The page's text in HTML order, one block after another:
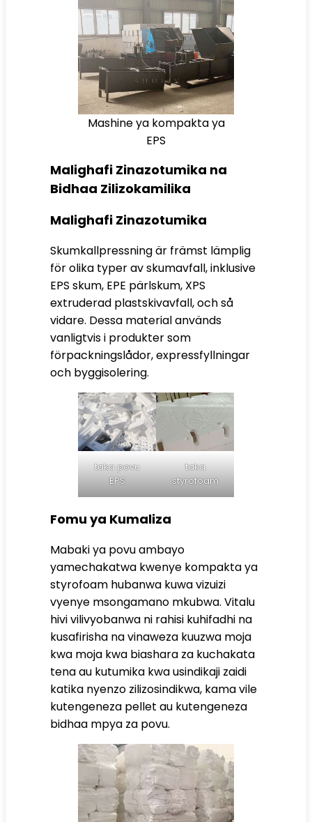
Mashine ya kompakta ya
EPS
Malighafi Zinazotumika na
Bidhaa Zilizokamilika
Malighafi Zinazotumika
Skumkallpressning är främst lämplig
för olika typer av skumavfall, inklusive
EPS skum, EPE pärlskum, XPS
extruderad plastskivavfall, och så
vidare. Dessa material används
vanligtvis i produkter som
förpackningslådor, expressfyllningar
och byggisolering.
taka povu
EPS
taka
styrofoam
Fomu ya Kumaliza
Mabaki ya povu ambayo
yamechakatwa kwenye kompakta ya
styrofoam hubanwa kuwa vizuizi
vyenye msongamano mkubwa. Vitalu
hivi vilivyobanwa ni rahisi kuhifadhi na
kusafirisha na vinaweza kuuzwa moja
kwa moja kwa biashara za kuchakata
tena au kutumika kwa usindikaji zaidi
katika nyenzo zilizosindikwa, kama vile
kutengeneza pellet au kutengeneza
bidhaa mpya za povu.